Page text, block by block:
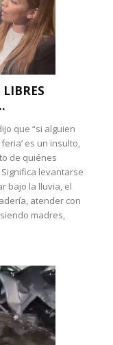
que “si alguien
es un insulto,
de quiénes
levantarse
bajo la lluvia, el
atender con
madres,